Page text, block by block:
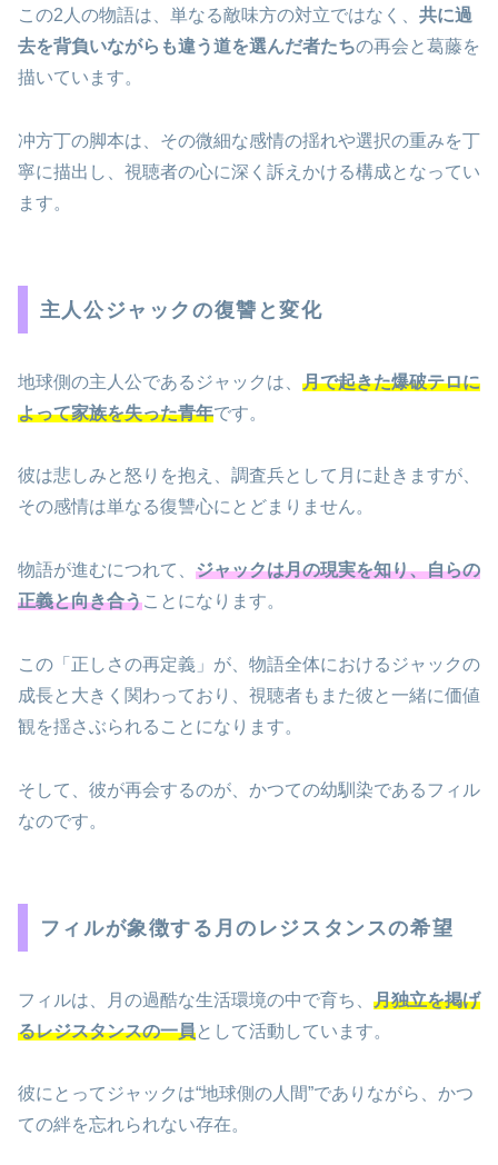
この2人の物語は、単なる敵味方の対立ではなく、 共に過
去を背負いながらも違う道を選んだ者たちの再会と葛藤を
描いています。
冲方丁の脚本は、その微細な感情の揺れや選択の重みを丁
寧に描出し、視聴者の心に深く訴えかける構成となってい
ます。
主人公ジャックの復讐と変化
地球側の主人公であるジャックは、 月で起きた爆破テロに
よって家族を失った青年です。
彼は悲しみと怒りを抱え、調査兵として月に赴きますが、
その感情は単なる復讐心にとどまりません。
物語が進むにつれて、 ジャックは月の現実を知り、自らの
正義と向き合うことになります。
この「正しさの再定義」が、物語全体におけるジャックの
成長と大きく関わっており、視聴者もまた彼と一緒に価値
観を揺さぶられることになります。
そして、彼が再会するのが、かつての幼馴染であるフィル
なのです。
フィルが象徴する月のレジスタンスの希望
フィルは、月の過酷な生活環境の中で育ち、 月独立を掲げ
るレジスタンスの一員として活動しています。
彼にとってジャックは“地球側の人間”でありながら、かつ
ての絆を忘れられない存在。